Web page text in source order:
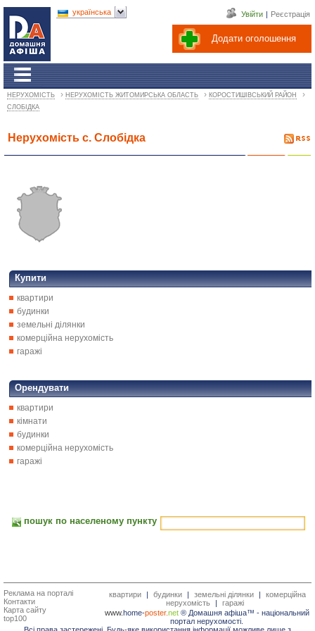
Додати оголошення
Увійти | Реєстрація
українська
НЕРУХОМІСТЬ › НЕРУХОМІСТЬ ЖИТОМИРСЬКА ОБЛАСТЬ › КОРОСТИШІВСЬКИЙ РАЙОН ›
СЛОБІДКА
Нерухомість с. Слобідка
Купити
квартири
будинки
земельні ділянки
комерційна нерухомість
гаражі
Орендувати
квартири
кімнати
будинки
комерційна нерухомість
гаражі
пошук по населеному пункту
Реклама на порталі
Контакти
Карта сайту
top100
квартири | будинки | земельні ділянки |
комерційна
нерухомість
|
гаражі
www.home-poster.net® Домашня афіша™ - національний
портал нерухомості.